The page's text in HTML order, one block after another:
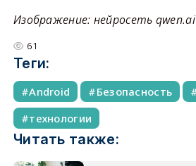
Изображение: нейросеть qwen.ai
61
Теги:
Android Безопасность
технологии
Читать также: